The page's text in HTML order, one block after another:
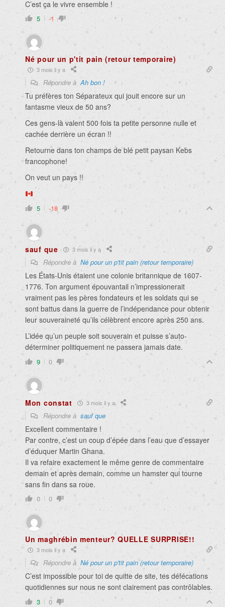
C’est ça le vivre ensemble !
5 -1
Né pour un p'tit pain (retour temporaire)
3 mois il y a
Répondre àAh bon !
Tu préfères ton Séparateux qui jouit encore sur un
fantasme vieux de 50 ans?
Ces gens-là valent 500 fois ta petite personne nulle et
cachée derrière un écran !!
Retourne dans ton champs de blé petit paysan Kebs
francophone!
On veut un pays !!
5 -18
sauf que 3 mois il y a
Répondre à Né pour un p'tit pain (retour temporaire)
Les États-Unis étaient une colonie britannique de 1607-
1776. Ton argument épouvantail n’impressionerait
vraiment pas les pères fondateurs et les soldats qui se
sont battus dans la guerre de l’indépendance pour obtenir
leur souveraineté qu’ils célèbrent encore après 250 ans.
L’idée qu’un peuple soit souverain et puisse s’auto-
déterminer politiquement ne passera jamais date.
9 0
Mon constat 3 mois il y a
Répondre à sauf que
Excellent commentaire !
Par contre, c’est un coup d’épée dans l’eau que d’essayer
d’éduquer Martin Ghana.
Il va refaire exactement le même genre de commentaire
demain et après demain, comme un hamster qui tourne
sans fin dans sa roue.
0 0
Un maghrébin menteur? QUELLE SURPRISE!!
3 mois il y a
Répondre à Né pour un p'tit pain (retour temporaire)
C’est impossible pour toi de quitte de site, tes défécations
quotidiennes sur nous ne sont clairement pas contrôlables.
3 0